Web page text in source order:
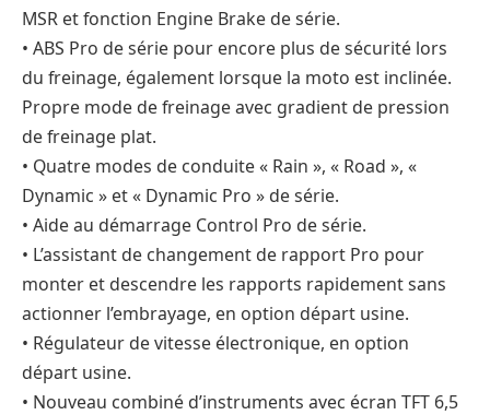
MSR et fonction Engine Brake de série.
• ABS Pro de série pour encore plus de sécurité lors
du freinage, également lorsque la moto est inclinée.
Propre mode de freinage avec gradient de pression
de freinage plat.
• Quatre modes de conduite « Rain », « Road », «
Dynamic » et « Dynamic Pro » de série.
• Aide au démarrage Control Pro de série.
• L’assistant de changement de rapport Pro pour
monter et descendre les rapports rapidement sans
actionner l’embrayage, en option départ usine.
• Régulateur de vitesse électronique, en option
départ usine.
• Nouveau combiné d’instruments avec écran TFT 6,5